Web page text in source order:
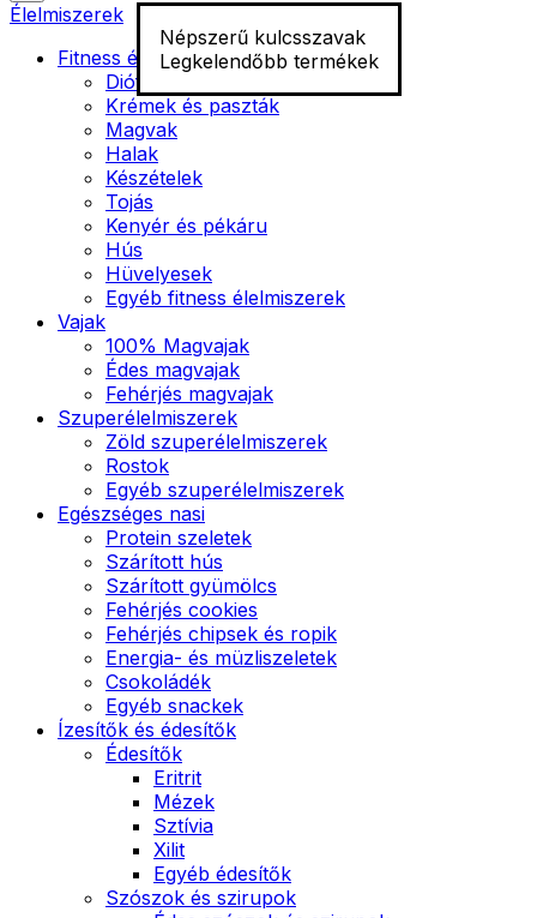
Népszerű kulcsszavak
Legkelendőbb termékek
Élelmiszerek
Fitness élelmiszer
Diófélék
Krémek és paszták
Magvak
Halak
Készételek
Tojás
Kenyér és pékáru
Hús
Hüvelyesek
Egyéb fitness élelmiszerek
Vajak
100% Magvajak
Édes magvajak
Fehérjés magvajak
Szuperélelmiszerek
Zöld szuperélelmiszerek
Rostok
Egyéb szuperélelmiszerek
Egészséges nasi
Protein szeletek
Szárított hús
Szárított gyümölcs
Fehérjés cookies
Fehérjés chipsek és ropik
Energia- és müzliszeletek
Csokoládék
Egyéb snackek
Ízesítők és édesítők
Édesítők
Eritrit
Mézek
Sztívia
Xilit
Egyéb édesítők
Szószok és szirupok